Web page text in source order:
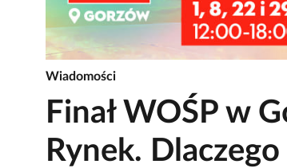
Wiadomości
Finał WOŚP w
Rynek.